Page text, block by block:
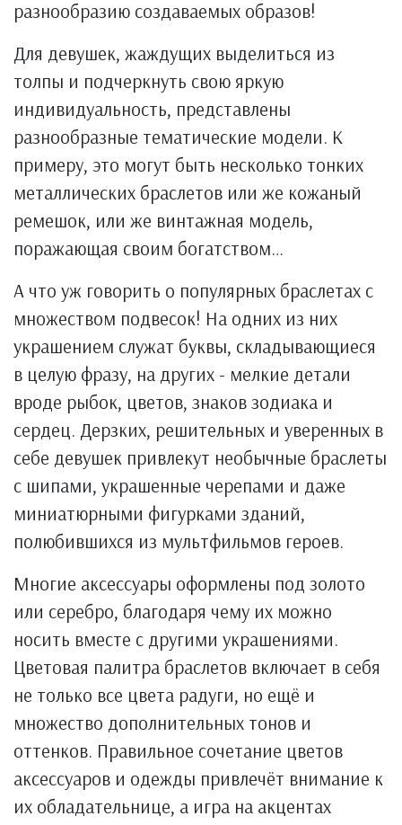
разнообразию создаваемых образов!
Для девушек, жаждущих выделиться из
толпы и подчеркнуть свою яркую
индивидуальность, представлены
разнообразные тематические модели. К
примеру, это могут быть несколько тонких
металлических браслетов или же кожаный
ремешок, или же винтажная модель,
поражающая своим богатством…
А что уж говорить о популярных браслетах с
множеством подвесок! На одних из них
украшением служат буквы, складывающиеся
в целую фразу, на других - мелкие детали
вроде рыбок, цветов, знаков зодиака и
сердец. Дерзких, решительных и уверенных в
себе девушек привлекут необычные браслеты
с шипами, украшенные черепами и даже
миниатюрными фигурками зданий,
полюбившихся из мультфильмов героев.
Многие аксессуары оформлены под золото
или серебро, благодаря чему их можно
носить вместе с другими украшениями.
Цветовая палитра браслетов включает в себя
не только все цвета радуги, но ещё и
множество дополнительных тонов и
оттенков. Правильное сочетание цветов
аксессуаров и одежды привлечёт внимание к
их обладательнице, а игра на акцентах